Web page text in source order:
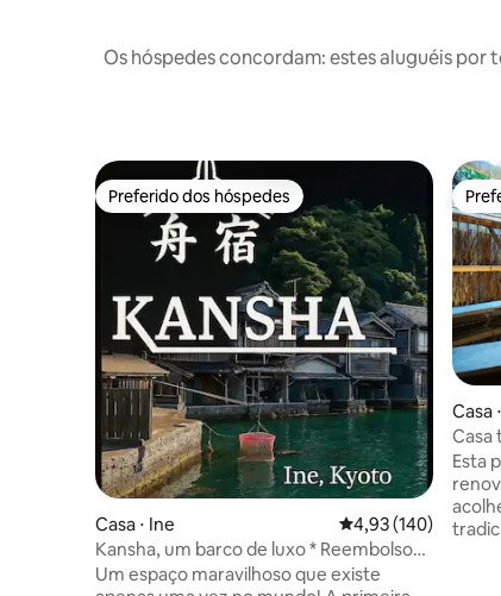
Os hóspedes concordam: estes aluguéis
Preferido dos hóspedes
Preferido dos hóspedes
Casa ⋅ Ine 4,93 de uma
4,93 (140)
Kansha, um barco de luxo * Reembolso
de 50% da tarifa de acomodação apenas
Um espaço maravilhoso que existe
Casa
Casa
Esta